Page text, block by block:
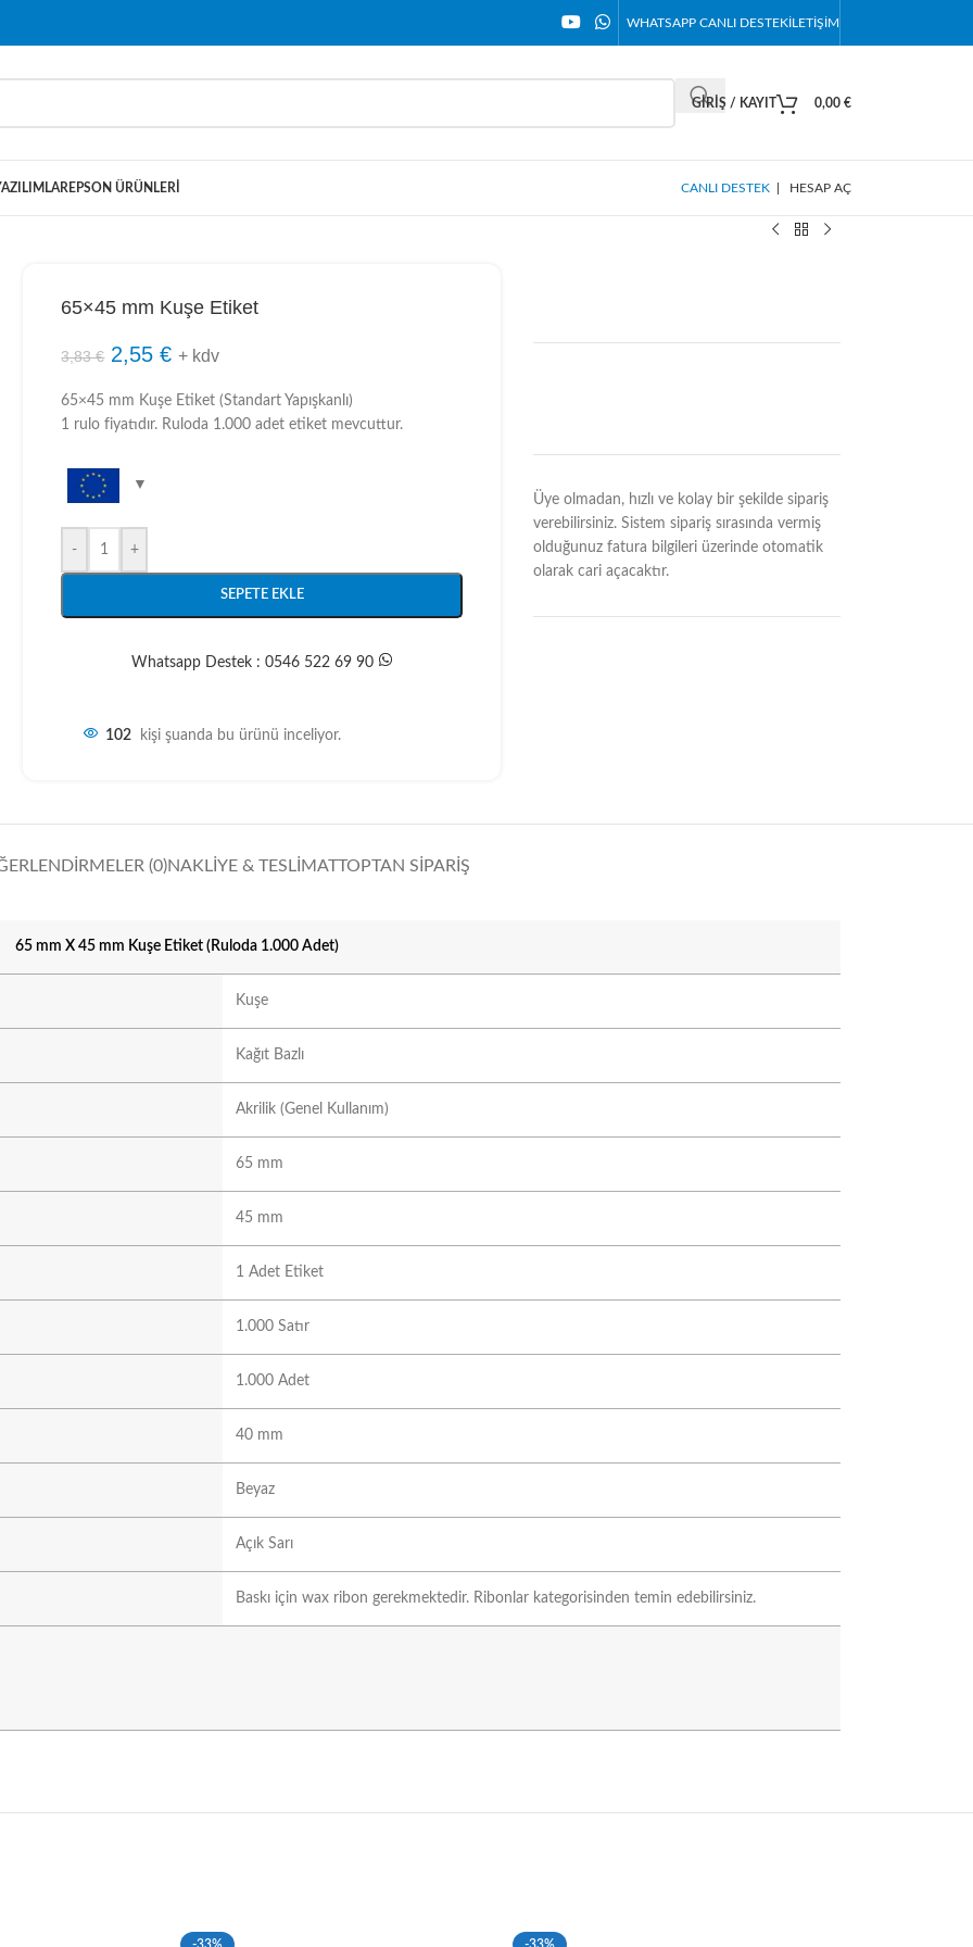
WHATSAPP CANLI DESTEKİLETIŞIM
GIRIŞ / KAYIT 0,00 €
EPSON ÜRÜNLERI CANLI DESTEK HESAP AÇ
65×45 mm Kuşe Etiket
3,83€ 2,55€ + kdv
65×45 mm Kuşe Etiket (Standart Yapışkanlı)
1 rulo fiyatıdır. Ruloda 1.000 adet etiket mevcuttur.
- +
SEPETE EKLE
Whatsapp Destek : 0546 522 69 90
102 kişi şuanda bu ürünü inceliyor.
Üye olmadan, hızlı ve kolay bir şekilde sipariş
verebilirsiniz. Sistem sipariş sırasında vermiş
olduğunuz fatura bilgileri üzerinde otomatik
olarak cari açacaktır.
(0)NAKLIYE & TESLIMATTOPTAN SIPARIŞ
65 mm X 45 mm Kuşe Etiket (Ruloda 1.000 Adet)
Kuşe
Kağıt Bazlı
Akrilik (Genel Kullanım)
65 mm
45 mm
1 Adet Etiket
1.000 Satır
1.000 Adet
40 mm
Beyaz
Açık Sarı
Baskı için wax ribon gerekmektedir. Ribonlar kategorisinden temin edebilirsiniz.